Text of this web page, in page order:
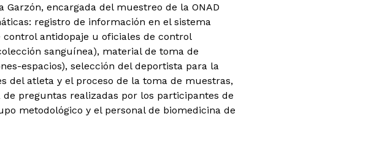
encargada del muestreo de la ONAD
registro de información en el sistema
control antidopaje u oficiales de control
sanguínea), material de toma de
espacios), selección del deportista para la
del atleta y el proceso de la toma de muestras,
preguntas realizadas por los participantes de
metodológico y el personal de biomedicina de